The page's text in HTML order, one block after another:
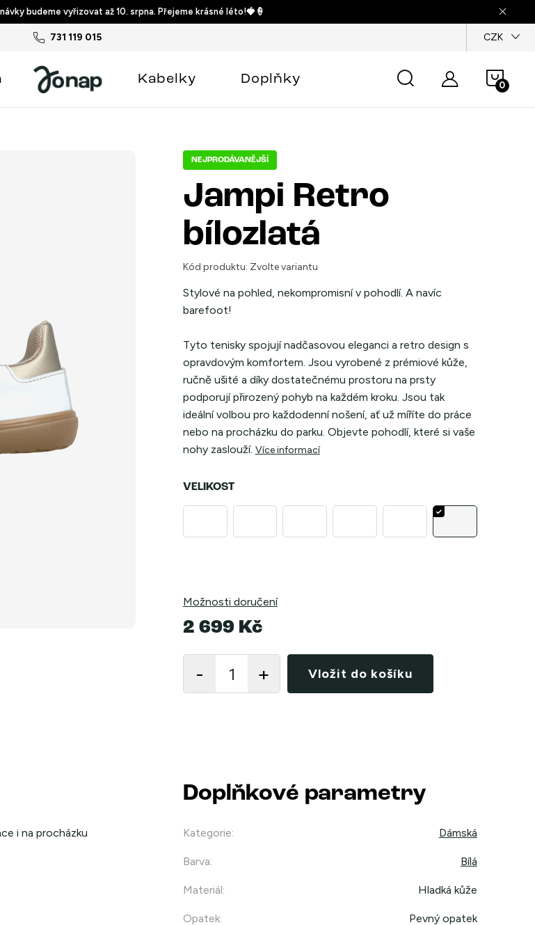
budeme vyřizovat až 10. srpna. Přejeme krásné léto!🍓🍦
731 119 015
podmínky Podmínky ochrany osobních údajů CZK
košík
Kabelky Doplňky
NEJPRODÁVANĚJŠÍ
Jampi Retro
bílozlatá
Kód produktu: Zvolte variantu
Stylové na pohled, nekompromisní v pohodlí. A navíc
barefoot!
Tyto tenisky spojují nadčasovou eleganci a retro design s
opravdovým komfortem. Jsou vyrobené z prémiové kůže,
ručně ušité a díky dostatečnému prostoru na prsty
podporují přirozený pohyb na každém kroku. Jsou tak
ideální volbou pro každodenní nošení, ať už míříte do práce
nebo na procházku do parku. Objevte pohodlí, které si vaše
nohy zaslouží. Více informací
VELIKOST
Možnosti doručení
2 699 Kč
Vložit do košíku
i na procházku
Doplňkové parametry
Kategorie: Dámská
Barva: Bílá
Materiál: Hladká kůže
Opatek: Pevný opatek